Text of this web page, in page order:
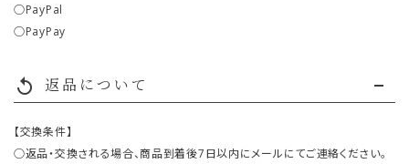
○PayPal
○PayPay
replay 返品について
【交換条件】
○返品・交換される場合、商品到着後7日以内にメールにてご連絡ください。